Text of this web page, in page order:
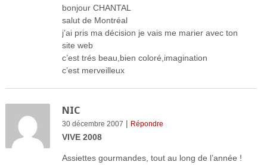
bonjour CHANTAL
salut de Montréal
j’ai pris ma décision je vais me marier avec ton
site web
c’est trés beau,bien coloré,imagination
c’est merveilleux
NIC
30 décembre 2007 | Répondre
VIVE 2008
Assiettes gourmandes, tout au long de l’année !